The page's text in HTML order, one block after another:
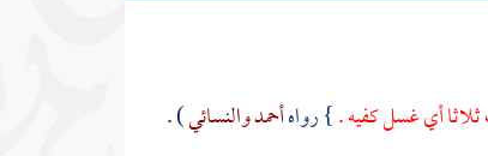
أي غسل كفيه .} رواهأحمدوالنسائي) .